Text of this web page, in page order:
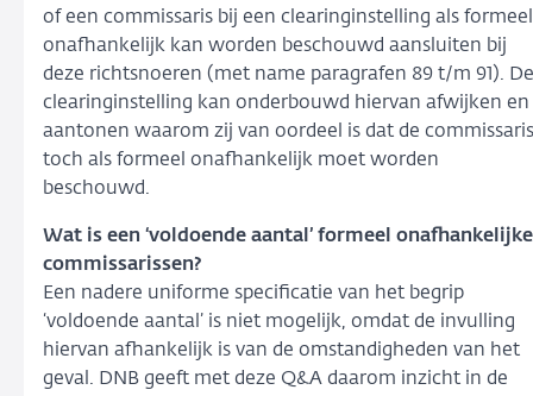
of een commissaris bij een clearinginstelling als formeel
onafhankelijk kan worden beschouwd aansluiten bij
deze richtsnoeren (met name paragrafen 89 t/m 91). De
clearinginstelling kan onderbouwd hiervan afwijken en
aantonen waarom zij van oordeel is dat de commissaris
toch als formeel onafhankelijk moet worden
beschouwd.
Wat is een ‘voldoende aantal’ formeel onafhankelijke
commissarissen?
Een nadere uniforme specificatie van het begrip
‘voldoende aantal’ is niet mogelijk, omdat de invulling
hiervan afhankelijk is van de omstandigheden van het
geval. DNB geeft met deze Q&A daarom inzicht in de